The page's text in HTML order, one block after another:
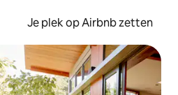
Je plek op Airbnb zetten